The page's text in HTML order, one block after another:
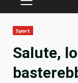
PRIMARY
Sport
Salute,